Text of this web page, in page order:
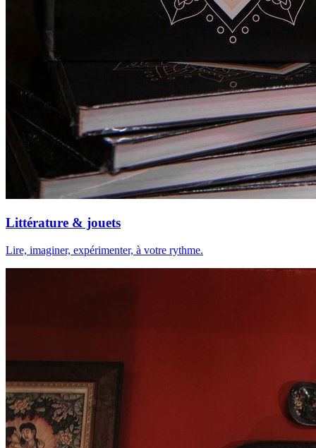
Littérature & jouets
Lire, imaginer, expérimenter, à votre rythme.